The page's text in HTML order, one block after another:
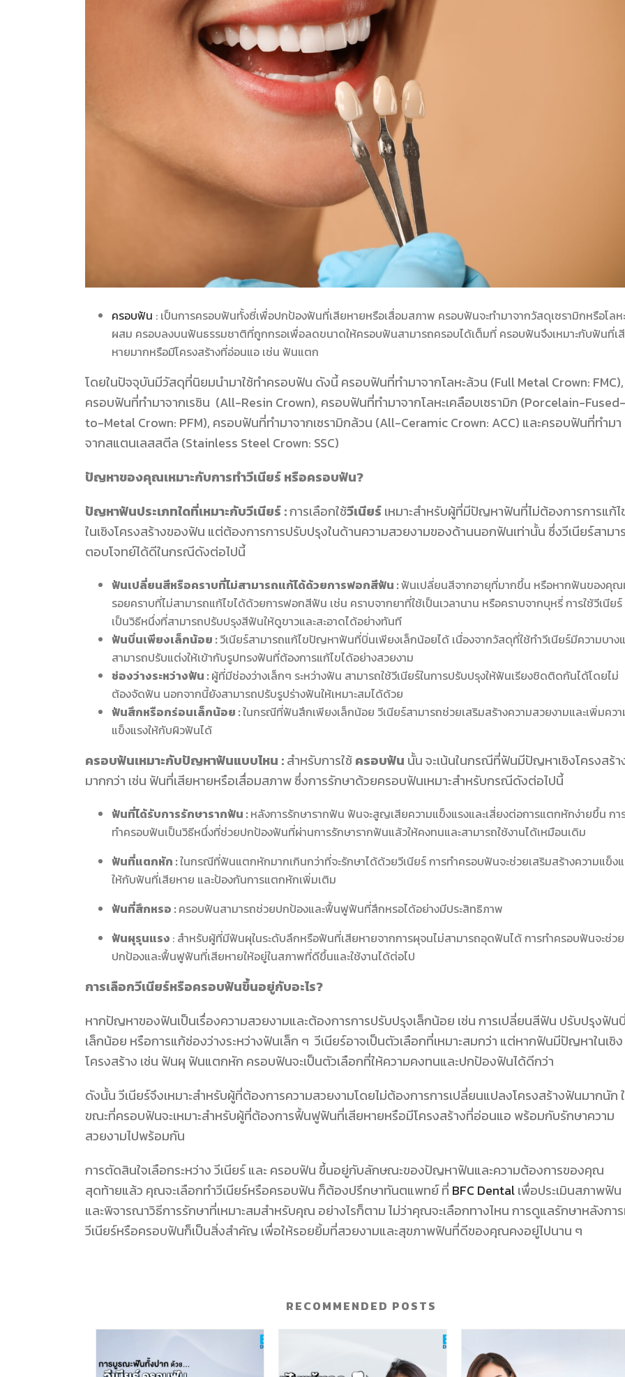
ครอบฟัน : เป็นการครอบฟันทั้งซี่เพื่อปกป้องฟันที่เสียหายหรือเสื่อมสภาพ ครอบฟันจะทำมาจากวัสดุเซรามิกหรือโลห
ผสม ครอบลงบนฟันธรรมชาติที่ถูกกรอเพื่อลดขนาดให้ครอบฟันสามารถครอบได้เต็มที่ ครอบฟันจึงเหมาะกับฟันที่เ
หายมากหรือมีโครงสร้างที่อ่อนแอ เช่น ฟันแตก
โดยในปัจจุบันมีวัสดุที่นิยมนำมาใช้ทำครอบฟัน ดังนี้ ครอบฟันที่ทำมาจากโลหะล้วน (Full Metal Crown: FMC),
ครอบฟันที่ทำมาจากเรซิน (All-Resin Crown), ครอบฟันที่ทำมาจากโลหะเคลือบเซรามิก (Porcelain-Fused-
to-Metal Crown: PFM), ครอบฟันที่ทำมาจากเซรามิกล้วน (All-Ceramic Crown: ACC) และครอบฟันที่ทำมา
จากสแตนเลสสตีล (Stainless Steel Crown: SSC)
ปัญหาของคุณเหมาะกับการทำวีเนียร์ หรือครอบฟัน?
ปัญหาฟันประเภทใดที่เหมาะกับวีเนียร์ :การเลือกใช้วีเนียร์เหมาะสำหรับผู้ที่มีปัญหาฟันที่ไม่ต้องการการแก้ไ
ในเชิงโครงสร้างของฟัน แต่ต้องการการปรับปรุงในด้านความสวยงามของด้านนอกฟันเท่านั้น ซึ่งวีเนียร์สามา
ตอบโจทย์ได้ดีในกรณีดังต่อไปนี้
ฟันเปลี่ยนสีหรือคราบที่ไม่สามารถแก้ได้ด้วยการฟอกสีฟัน :ฟันเปลี่ยนสีจากอายุที่มากขึ้น หรือหากฟันของคุ
รอยคราบที่ไม่สามารถแก้ไขได้ด้วยการฟอกสีฟัน เช่น คราบจากยาที่ใช้เป็นเวลานาน หรือคราบจากบุหรี่ การใช้วีเนียร์
เป็นวิธีหนึ่งที่สามารถปรับปรุงสีฟันให้ดูขาวและสะอาดได้อย่างทันที
ฟันบิ่นเพียงเล็กน้อย :วีเนียร์สามารถแก้ไขปัญหาฟันที่บิ่นเพียงเล็กน้อยได้ เนื่องจากวัสดุที่ใช้ทำวีเนียร์มีความบาง
สามารถปรับแต่งให้เข้ากับรูปทรงฟันที่ต้องการแก้ไขได้อย่างสวยงาม
ช่องว่างระหว่างฟัน : ผู้ที่มีช่องว่างเล็กๆ ระหว่างฟัน สามารถใช้วีเนียร์ในการปรับปรุงให้ฟันเรียงชิดติดกันได้โดยไม่
ต้องจัดฟัน นอกจากนี้ยังสามารถปรับรูปร่างฟันให้เหมาะสมได้ด้วย
ฟันสึกหรือกร่อนเล็กน้อย :ในกรณีที่ฟันสึกเพียงเล็กน้อย วีเนียร์สามารถช่วยเสริมสร้างความสวยงามและเพิ่มคว
แข็งแรงให้กับผิวฟันได้
ครอบฟันเหมาะกับปัญหาฟันแบบไหน :สำหรับการใช้ครอบฟัน นั้น จะเน้นในกรณีที่ฟันมีปัญหาเชิงโครงสร้า
มากกว่า เช่น ฟันที่เสียหายหรือเสื่อมสภาพ ซึ่งการรักษาด้วยครอบฟันเหมาะสำหรับกรณีดังต่อไปนี้
ฟันที่ได้รับการรักษารากฟัน : หลังการรักษารากฟัน ฟันจะสูญเสียความแข็งแรงและเสี่ยงต่อการแตกหักง่ายขึ้น กา
ทำครอบฟันเป็นวิธีหนึ่งที่ช่วยปกป้องฟันที่ผ่านการรักษารากฟันแล้วให้คงทนและสามารถใช้งานได้เหมือนเดิม
ฟันที่แตกหัก :ในกรณีที่ฟันแตกหักมากเกินกว่าที่จะรักษาได้ด้วยวีเนียร์ การทำครอบฟันจะช่วยเสริมสร้างความแข็ง
ให้กับฟันที่เสียหาย และป้องกันการแตกหักเพิ่มเติม
ฟันที่สึกหรอ : ครอบฟันสามารถช่วยปกป้องและฟื้นฟูฟันที่สึกหรอได้อย่างมีประสิทธิภาพ
ฟันผุรุนแรง : สำหรับผู้ที่มีฟันผุในระดับลึกหรือฟันที่เสียหายจากการผุจนไม่สามารถอุดฟันได้ การทำครอบฟันจะช่วย
ปกป้องและฟื้นฟูฟันที่เสียหายให้อยู่ในสภาพที่ดีขึ้นและใช้งานได้ต่อไป
การเลือกวีเนียร์หรือครอบฟันขึ้นอยู่กับอะไร?
หากปัญหาของฟันเป็นเรื่องความสวยงามและต้องการการปรับปรุงเล็กน้อย เช่น การเปลี่ยนสีฟัน ปรับปรุงฟัน
เล็กน้อย หรือการแก้ช่องว่างระหว่างฟันเล็ก ๆ วีเนียร์อาจเป็นตัวเลือกที่เหมาะสมกว่า แต่หากฟันมีปัญหาในเชิง
โครงสร้าง เช่น ฟันผุ ฟันแตกหัก ครอบฟันจะเป็นตัวเลือกที่ให้ความคงทนและปกป้องฟันได้ดีกว่า
ดังนั้น วีเนียร์จึงเหมาะสำหรับผู้ที่ต้องการความสวยงามโดยไม่ต้องการการเปลี่ยนแปลงโครงสร้างฟันมากนัก
ขณะที่ครอบฟันจะเหมาะสำหรับผู้ที่ต้องการฟื้นฟูฟันที่เสียหายหรือมีโครงสร้างที่อ่อนแอ พร้อมกับรักษาความ
สวยงามไปพร้อมกัน
การตัดสินใจเลือกระหว่าง วีเนียร์ และ ครอบฟัน ขึ้นอยู่กับลักษณะของปัญหาฟันและความต้องการของคุณ
สุดท้ายแล้ว คุณจะเลือกทำวีเนียร์หรือครอบฟัน ก็ต้องปรึกษาทันตแพทย์ ที่ BFC Dentalเพื่อประเมินสภาพฟัน
และพิจารณาวิธีการรักษาที่เหมาะสมสำหรับคุณ อย่างไรก็ตาม ไม่ว่าคุณจะเลือกทางไหน การดูแลรักษาหลังกา
วีเนียร์หรือครอบฟันก็เป็นสิ่งสำคัญ เพื่อให้รอยยิ้มที่สวยงามและสุขภาพฟันที่ดีของคุณคงอยู่ไปนาน ๆ
RECOMMENDED POSTS